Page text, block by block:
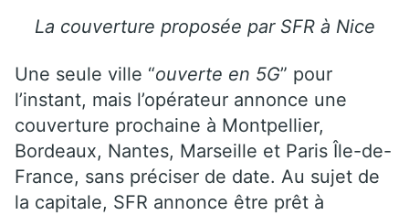
La couverture proposée par SFR à Nice
Une seule ville “ouverte en 5G” pour
l’instant, mais l’opérateur annonce une
couverture prochaine à Montpellier,
Bordeaux, Nantes, Marseille et Paris Île-de-
France, sans préciser de date. Au sujet de
la capitale, SFR annonce être prêt à